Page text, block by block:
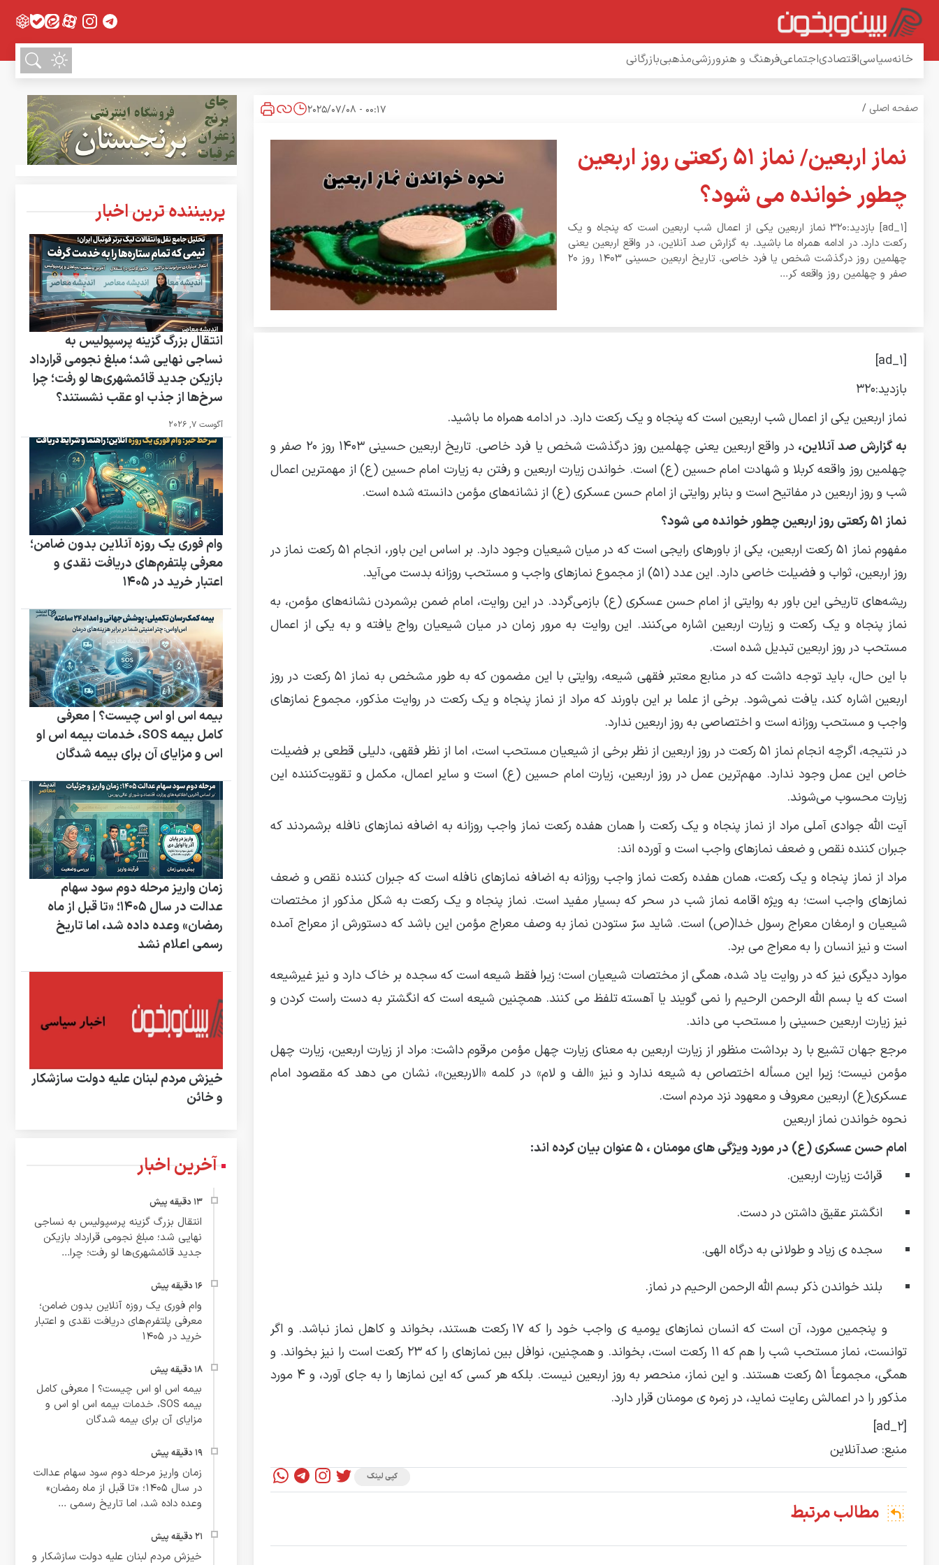
خانهسیاسیاقتصادیاجتماعیفرهنگ و هنرورزشیمذهبیبازرگانی
صفحه اصلی /
00:17 - 2025/07/08
نماز اربعین/ نماز ۵۱ رکعتی روز اربعین
چطور خوانده می شود؟
[ad_1] بازدید:۳۲۰ نماز اربعین یکی از اعمال شب اربعین است که پنجاه و یک
رکعت دارد. در ادامه همراه ما باشید. به گزارش صد آنلاین، در واقع اربعین یعنی
چهلمین روز درگذشت شخص یا فرد خاصی. تاریخ اربعین حسینی ۱۴۰۳ روز ۲۰
صفر و چهلمین روز واقعه کر...
[ad_1]
بازدید:۳۲۰
نماز اربعین یکی از اعمال شب اربعین است که پنجاه و یک رکعت دارد. در ادامه همراه ما باشید.
به گزارش صد آنلاین،
در واقع اربعین یعنی چهلمین روز درگذشت شخص یا فرد خاصی. تاریخ اربعین حسینی ۱۴۰۳ روز ۲۰ صفر و
چهلمین روز واقعه کربلا و شهادت امام حسین (ع) است. خواندن زیارت اربعین و رفتن به زیارت امام حسین (ع) از مهمترین اعمال
شب و روز اربعین در مفاتیح است و بنابر روایتی از امام حسن عسکری (ع) از نشانه‌های مؤمن دانسته شده است.
نماز ۵۱ رکعتی روز اربعین چطور خوانده می شود؟
مفهوم نماز ۵۱ رکعت اربعین، یکی از باورهای رایجی است که در میان شیعیان وجود دارد. بر اساس این باور، انجام ۵۱ رکعت نماز در
روز اربعین، ثواب و فضیلت خاصی دارد. این عدد (۵۱) از مجموع نمازهای واجب و مستحب روزانه بدست می‌آید.
ریشه‌های تاریخی این باور به روایتی از امام حسن عسکری (ع) بازمی‌گردد. در این روایت، امام ضمن برشمردن نشانه‌های مؤمن، به
نماز پنجاه و یک رکعت و زیارت اربعین اشاره می‌کنند. این روایت به مرور زمان در میان شیعیان رواج یافته و به یکی از اعمال
مستحب در روز اربعین تبدیل شده است.
با این حال، باید توجه داشت که در منابع معتبر فقهی شیعه، روایتی با این مضمون که به طور مشخص به نماز ۵۱ رکعت در روز
اربعین اشاره کند، یافت نمی‌شود. برخی از علما بر این باورند که مراد از نماز پنجاه و یک رکعت در روایت مذکور، مجموع نمازهای
واجب و مستحب روزانه است و اختصاصی به روز اربعین ندارد.
در نتیجه، اگرچه انجام نماز ۵۱ رکعت در روز اربعین از نظر برخی از شیعیان مستحب است، اما از نظر فقهی، دلیلی قطعی بر فضیلت
خاص این عمل وجود ندارد. مهم‌ترین عمل در روز اربعین، زیارت امام حسین (ع) است و سایر اعمال، مکمل و تقویت‌کننده این
زیارت محسوب می‌شوند.
آیت الله جوادی آملی مراد از نماز پنجاه و یک رکعت را همان هفده رکعت نماز واجب روزانه به اضافه نمازهای نافله برشمردند که
جبران کننده نقص و ضعف نمازهای واجب است و آورده اند:
مراد از نماز پنجاه و یک رکعت، همان هفده رکعت نماز واجب روزانه به اضافه نمازهای نافله است که جبران کننده نقص و ضعف
نمازهای واجب است؛ به ویژه اقامه نماز شب در سحر که بسیار مفید است. نماز پنجاه و یک رکعت به شکل مذکور از مختصات
شیعیان و ارمغان معراج رسول خدا(ص) است. شاید سرّ ستودن نماز به وصف معراج مؤمن این باشد که دستورش از معراج آمده
است و نیز انسان را به معراج می برد.
موارد دیگری نیز که در روایت یاد شده، همگی از مختصات شیعیان است؛ زیرا فقط شیعه است که سجده بر خاک دارد و نیز غیرشیعه
است که یا بسم الله الرحمن الرحیم را نمی گویند یا آهسته تلفظ می کنند. همچنین شیعه است که انگشتر به دست راست کردن و
نیز زیارت اربعین حسینی را مستحب می داند.
مرجع جهان تشیع با رد برداشت منظور از زیارت اربعین به معنای زیارت چهل مؤمن مرقوم داشت: مراد از زیارت اربعین، زیارت چهل
مؤمن نیست؛ زیرا این مسأله اختصاص به شیعه ندارد و نیز «الف و لام» در کلمه «الاربعین»، نشان می دهد که مقصود امام
عسکری(ع) اربعین معروف و معهود نزد مردم است.
نحوه خواندن نماز اربعین
امام حسن عسکری (ع) در مورد ویژگی های مومنان ، ۵ عنوان بیان کرده اند:
قرائت زیارت اربعین.
انگشتر عقیق داشتن در دست.
سجده ی زیاد و طولانی به درگاه الهی.
بلند خواندن ذکر بسم الله الرحمن الرحیم در نماز.
و پنجمین مورد، آن است که انسان نمازهای یومیه ی واجب خود را که ۱۷ رکعت هستند، بخواند و کاهل نماز نباشد. و اگر
توانست، نماز مستحب شب را هم که ۱۱ رکعت است، بخواند. و همچنین، نوافل بین نمازهای را که ۲۳ رکعت است را نیز بخواند. و
همگی، مجموعاً ۵۱ رکعت هستند. و این نماز، منحصر به روز اربعین نیست. بلکه هر کسی که این نمازها را به جای آورد، و ۴ مورد
مذکور را در اعمالش رعایت نماید، در زمره ی مومنان قرار دارد.
[ad_2]
منبع: صدآنلاین
کپی لینک
مطالب مرتبط
پربیننده ترین اخبار
انتقال بزرگ گزینه پرسپولیس به
نساجی نهایی شد؛ مبلغ نجومی قرارداد
بازیکن جدید قائمشهری‌ها لو رفت؛ چرا
سرخ‌ها از جذب او عقب نشستند؟
آگوست 7, 2026
وام فوری یک روزه آنلاین بدون ضامن؛
معرفی پلتفرم‌های دریافت نقدی و
اعتبار خرید در ۱۴۰۵
بیمه اس او اس چیست؟ | معرفی
کامل بیمه SOS، خدمات بیمه اس او
اس و مزایای آن برای بیمه شدگان
زمان واریز مرحله دوم سود سهام
عدالت در سال ۱۴۰۵؛ «تا قبل از ماه
رمضان» وعده داده شد، اما تاریخ
رسمی اعلام نشد
خیزش مردم لبنان علیه دولت سازشکار
و خائن
آخرین اخبار
انتقال بزرگ گزینه پرسپولیس به نساجی
نهایی شد؛ مبلغ نجومی قرارداد بازیکن
جدید قائمشهری‌ها لو رفت؛ چرا...
وام فوری یک روزه آنلاین بدون ضامن؛
معرفی پلتفرم‌های دریافت نقدی و اعتبار
خرید در ۱۴۰۵
بیمه اس او اس چیست؟ | معرفی کامل
بیمه SOS، خدمات بیمه اس او اس و
مزایای آن برای بیمه شدگان
زمان واریز مرحله دوم سود سهام عدالت
در سال ۱۴۰۵؛ «تا قبل از ماه رمضان»
وعده داده شد، اما تاریخ رسمی ...
خیزش مردم لبنان علیه دولت سازشکار و